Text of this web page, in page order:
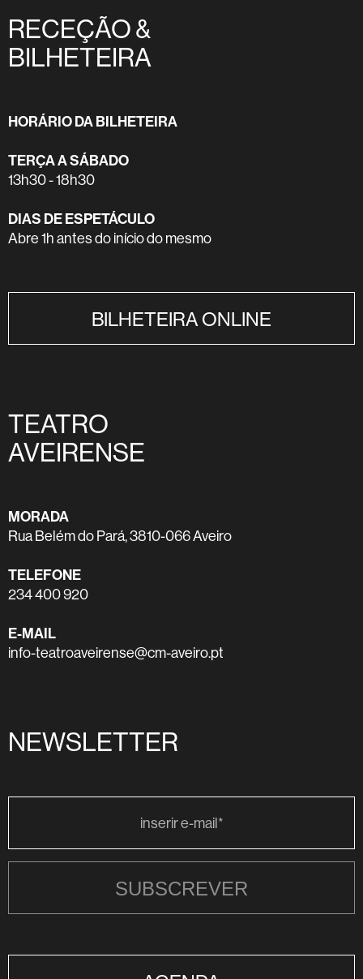
RECEÇÃO &
BILHETEIRA
HORÁRIO DA BILHETEIRA
TERÇA A SÁBADO
13h30 - 18h30
DIAS DE ESPETÁCULO
Abre 1h antes do início do mesmo
BILHETEIRA ONLINE
TEATRO
AVEIRENSE
MORADA
Rua Belém do Pará, 3810-066 Aveiro
TELEFONE
234 400 920
E-MAIL
info-teatroaveirense@cm-aveiro.pt
NEWSLETTER
SUBSCREVER